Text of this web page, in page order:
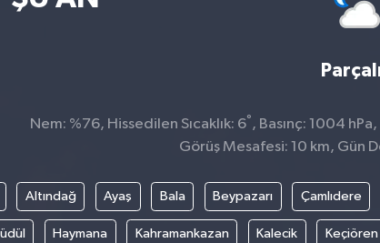
Nem: %76, Hissedilen Sıcaklık: 6° , Basınç: 1004
Görüş Mesafesi: 10 km, Gün
Altındağ Ayaş Bala Beypazarı Çamlıdere
Haymana Kahramankazan Kalecik Keçiören